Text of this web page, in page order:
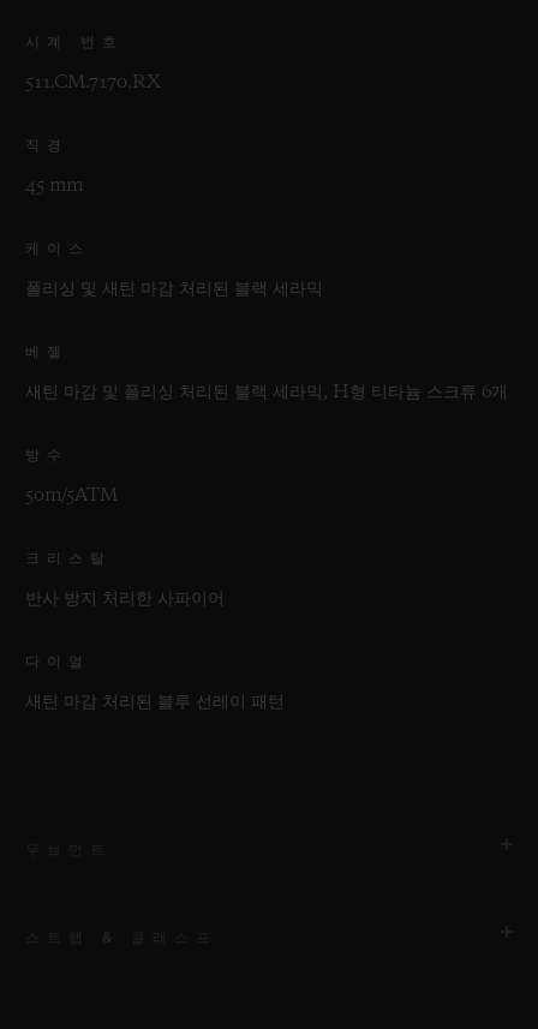
시계 번호
511.CM.7170.RX
직경
45 mm
케이스
폴리싱 및 새틴 마감 처리된 블랙 세라믹
베젤
새틴 마감 및 폴리싱 처리된 블랙 세라믹, H형 티타늄 스크류 6개
방수
50m/5ATM
크리스탈
반사 방지 처리한 사파이어
다이얼
새틴 마감 처리된 블루 선레이 패턴